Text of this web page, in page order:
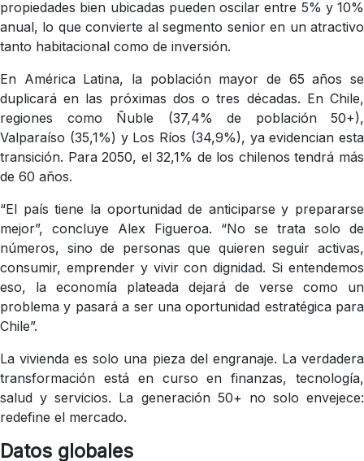
propiedades bien ubicadas pueden oscilar entre 5% y 10%
anual, lo que convierte al segmento senior en un atractivo
tanto habitacional como de inversión.
En América Latina, la población mayor de 65 años se
duplicará en las próximas dos o tres décadas. En Chile,
regiones como Ñuble (37,4% de población 50+),
Valparaíso (35,1%) y Los Ríos (34,9%), ya evidencian esta
transición. Para 2050, el 32,1% de los chilenos tendrá más
de 60 años.
“El país tiene la oportunidad de anticiparse y prepararse
mejor”, concluye Alex Figueroa. “No se trata solo de
números, sino de personas que quieren seguir activas,
consumir, emprender y vivir con dignidad. Si entendemos
eso, la economía plateada dejará de verse como un
problema y pasará a ser una oportunidad estratégica para
Chile”.
La vivienda es solo una pieza del engranaje. La verdadera
transformación está en curso en finanzas, tecnología,
salud y servicios. La generación 50+ no solo envejece:
redefine el mercado.
Datos globales